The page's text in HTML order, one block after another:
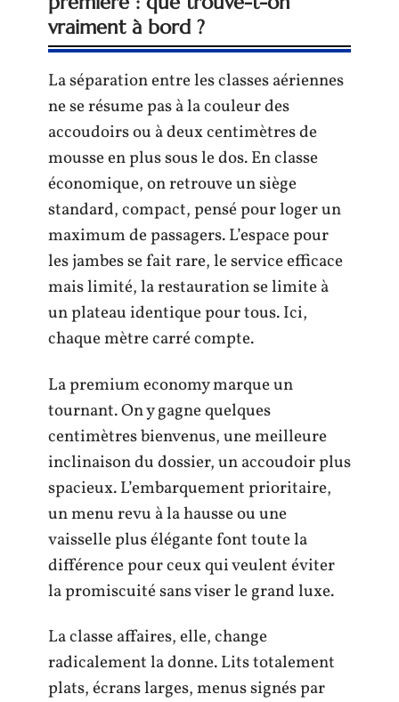
vraiment à bord ?
La séparation entre les classes aériennes
ne se résume pas à la couleur des
accoudoirs ou à deux centimètres de
mousse en plus sous le dos. En classe
économique, on retrouve un siège
standard, compact, pensé pour loger un
maximum de passagers. L’espace pour
les jambes se fait rare, le service efficace
mais limité, la restauration se limite à
un plateau identique pour tous. Ici,
chaque mètre carré compte.
La premium economy marque un
tournant. On y gagne quelques
centimètres bienvenus, une meilleure
inclinaison du dossier, un accoudoir plus
spacieux. L’embarquement prioritaire,
un menu revu à la hausse ou une
vaisselle plus élégante font toute la
différence pour ceux qui veulent éviter
la promiscuité sans viser le grand luxe.
La classe affaires, elle, change
radicalement la donne. Lits totalement
plats, écrans larges, menus signés par